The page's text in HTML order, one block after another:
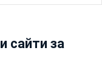
сайти за